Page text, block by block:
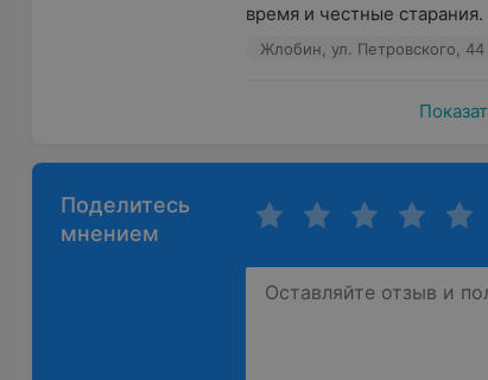
время и честные
Жлобин, ул. Петровского, 44
Поделитесь
мнением